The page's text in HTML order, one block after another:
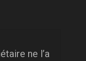
ne l’a